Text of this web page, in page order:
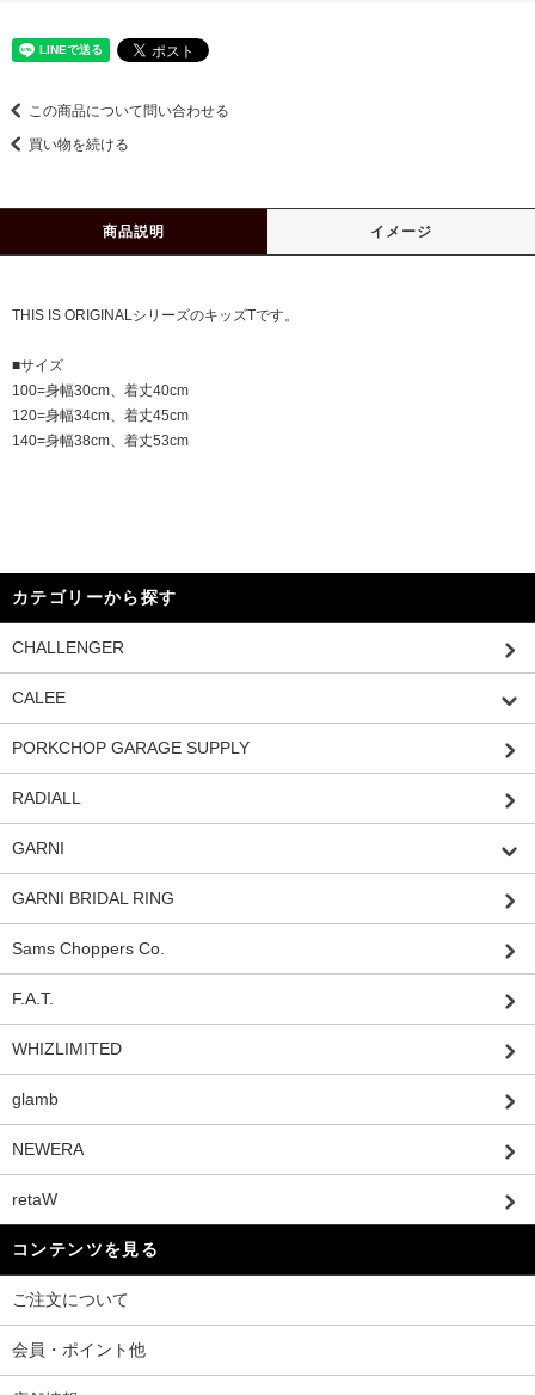
この商品について問い合わせる
買い物を続ける
商品説明 イメージ
THIS IS ORIGINALシリーズのキッズTです。
■サイズ
100=身幅30cm、着丈40cm
120=身幅34cm、着丈45cm
140=身幅38cm、着丈53cm
カテゴリーから探す
CHALLENGER
CALEE
PORKCHOP GARAGE SUPPLY
RADIALL
GARNI
GARNI BRIDAL RING
Sams Choppers Co.
F.A.T.
WHIZLIMITED
glamb
NEWERA
retaW
コンテンツを見る
ご注文について
会員・ポイント他